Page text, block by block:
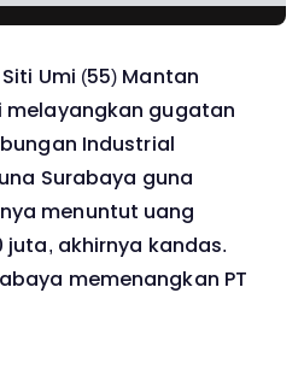
Siti Umi (55) Mantan
melayangkan gugatan
Industrial
Surabaya guna
menuntut uang
juta, akhirnya kandas.
memenangkan PT